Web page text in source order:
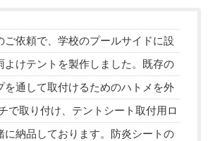
ご依頼で、学校のプールサイドに設
よけテントを製作しました。既存の
を通して取付けるためのハトメを外
で取り付け、テントシート取付用ロ
に納品しております。防炎シートの